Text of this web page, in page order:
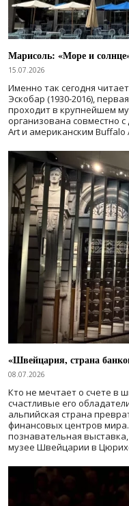
Марисоль: «Море и
15.07.2026
Именно так сегодня
Эскобар (1930-2016),
проходит в крупнейшем
организована совместно
Art и американским Buffalo
«Швейцария, страна
08.07.2026
Кто не мечтает о счете в
счастливые его
альпийская страна
финансовых центров
познавательная
музее Швейцарии в